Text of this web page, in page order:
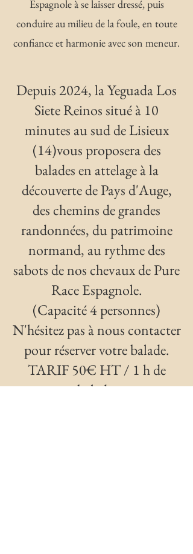
Espagnole à se laisser dressé, puis
conduire au milieu de la foule, en toute
confiance et harmonie avec son meneur.
Depuis 2024, la Yeguada Los
Siete Reinos situé à 10
minutes au sud de Lisieux
(14)vous proposera des
balades en attelage à la
découverte de Pays d'Auge,
des chemins de grandes
randonnées, du patrimoine
normand, au rythme des
sabots de nos chevaux de Pure
Race Espagnole.
(Capacité 4 personnes)
N'hésitez pas à nous contacter
pour réserver votre balade.
TARIF 50€ HT / 1 h de
balade.